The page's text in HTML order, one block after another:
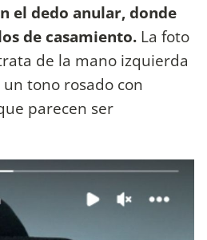
el dedo anular, donde
de casamiento. La foto
de la mano izquierda
tono rosado con
parecen ser